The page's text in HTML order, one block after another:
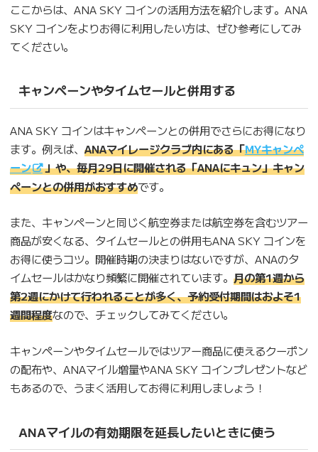
ここからは、ANA SKY コインの活用方法を紹介します。ANA
SKY コインをよりお得に利用したい方は、ぜひ参考にしてみ
てください。
キャンペーンやタイムセールと併用する
ANA SKY コインはキャンペーンとの併用でさらにお得になり
ます。例えば、 ANAマイレージクラブ内にある「MYキャンペ
ーン
」や、毎月29日に開催される「ANAにキュン」キャン
ペーンとの併用がおすすめです。
また、キャンペーンと同じく航空券または航空券を含むツアー
商品が安くなる、タイムセールとの併用もANA SKY コインを
お得に使うコツ。開催時期の決まりはないですが、ANAのタ
イムセールはかなり頻繁に開催されています。 月の第1週から
第2週にかけて行われることが多く、予約受付期間はおよそ1
週間程度なので、チェックしてみてください。
キャンペーンやタイムセールではツアー商品に使えるクーポン
の配布や、ANAマイル増量やANA SKY コインプレゼントなど
もあるので、うまく活用してお得に利用しましょう！
ANAマイルの有効期限を延長したいときに使う